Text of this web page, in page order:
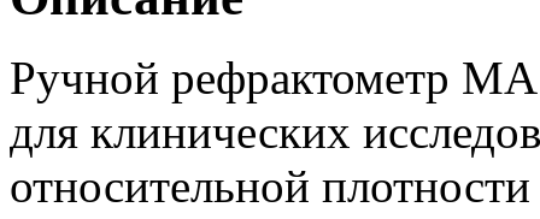
Ручной рефрактометр
для клинических
относительной